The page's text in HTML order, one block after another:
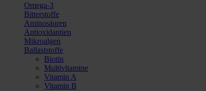
Omega-3
Bitterstoffe
Aminosäuren
Antioxidantien
Mikroalgen
Ballaststoffe
Biotin
Multivitamine
Vitamin A
Vitamin B